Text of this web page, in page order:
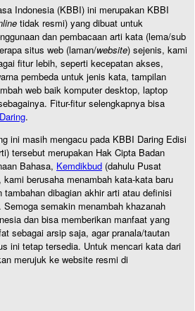
Indonesia (KBBI) ini merupakan KBBI
tidak resmi) yang dibuat untuk
dan pembacaan arti kata (lema/sub
situs web (laman/website) sejenis, kami
fitur lebih, seperti kecepatan akses,
pembeda untuk jenis kata, tampilan
web baik komputer desktop, laptop
Fitur-fitur selengkapnya bisa
.
ini masih mengacu pada KBBI Daring Edisi
tersebut merupakan Hak Cipta Badan
Bahasa, Kemdikbud (dahulu Pusat
berusaha menambah kata-kata baru
tambahan dibagian akhir arti atau definisi
semakin menambah khazanah
dan bisa memberikan manfaat yang
sebagai arsip saja, agar pranala/tautan
ini tetap tersedia. Untuk mencari kata dari
merujuk ke website resmi di